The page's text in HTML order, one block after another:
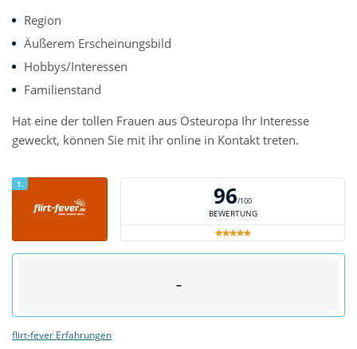
Region
Äußerem Erscheinungsbild
Hobbys/Interessen
Familienstand
Hat eine der tollen Frauen aus Osteuropa Ihr Interesse
geweckt, können Sie mit ihr online in Kontakt treten.
1. 96/100
BEWERTUNG
–
flirt-fever Erfahrungen